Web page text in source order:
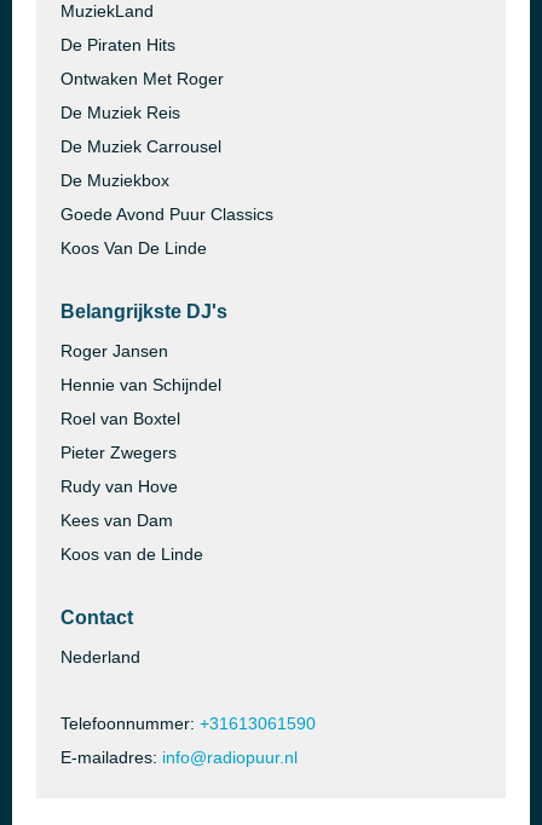
MuziekLand
De Piraten Hits
Ontwaken Met Roger
De Muziek Reis
De Muziek Carrousel
De Muziekbox
Goede Avond Puur Classics
Koos Van De Linde
Belangrijkste DJ's
Roger Jansen
Hennie van Schijndel
Roel van Boxtel
Pieter Zwegers
Rudy van Hove
Kees van Dam
Koos van de Linde
Contact
Nederland
Telefoonnummer: +31613061590
E-mailadres: info@radiopuur.nl